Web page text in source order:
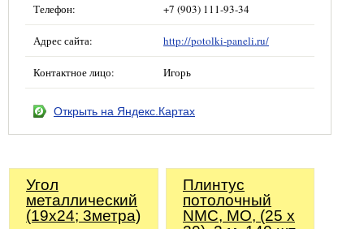
Телефон: +7 (903) 111-93-34
Адрес сайта: http://potolki-paneli.ru/
Контактное лицо: Игорь
Открыть на Яндекс.Картах
Угол
металлический
(19х24; 3метра)
Плинтус
потолочный
NMC, MO, (25 х